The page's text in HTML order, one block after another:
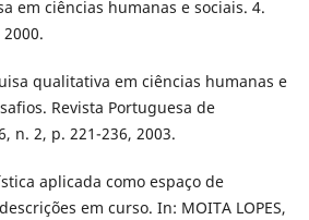
em ciências humanas e sociais. 4.
qualitativa em ciências humanas e
Revista Portuguesa de
n. 2, p. 221-236, 2003.
aplicada como espaço de
em curso. In: MOITA LOPES,